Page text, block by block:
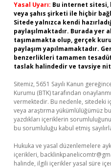
Yasal Uyarı: Bu internet sitesi,
veya şahıs şirketi ile hiçbir
Sitede yalnızca kendi
paylaşılmaktadır. Burada
taşımamakta olup, gerçek
paylaşım yapılmamaktadır.
benzerlikleri tamamen
taslak halindedir ve tavsiye
Sitemiz, 5651 Sayılı Kanun
Kurumu (BTK) tarafından
vermektedir. Bu nedenle, sitedeki
veya araştırma yükümlülüğümüz
yazdıkları içeriklerin
bu sorumluluğu kabul etmiş
Hukuka ve yasal düzenlemelere
içerikleri,
halinde, ilgili içerikler yasal süre